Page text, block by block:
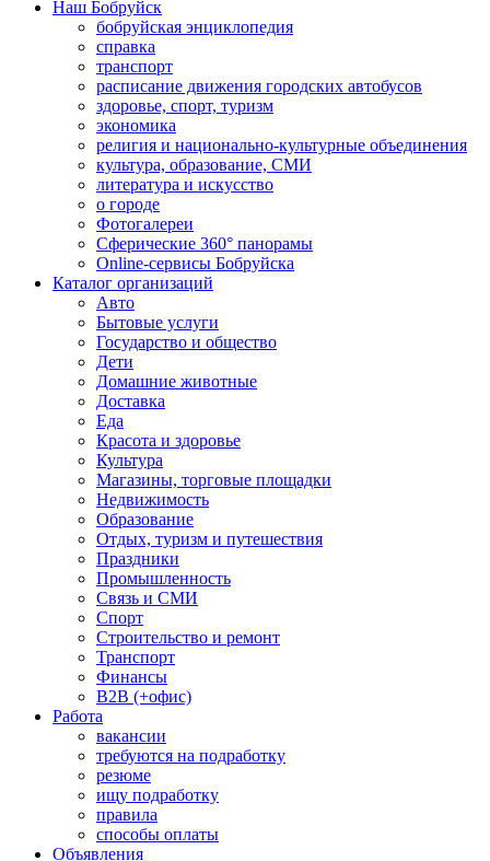
Наш Бобруйск
бобруйская энциклопедия
справка
транспорт
расписание движения городских автобусов
здоровье, спорт, туризм
экономика
религия и национально-культурные объединения
культура, образование, СМИ
литература и искусство
о городе
Фотогалереи
Сферические 360° панорамы
Online-сервисы Бобруйска
Каталог организаций
Авто
Бытовые услуги
Государство и общество
Дети
Домашние животные
Доставка
Еда
Красота и здоровье
Культура
Магазины, торговые площадки
Недвижимость
Образование
Отдых, туризм и путешествия
Праздники
Промышленность
Связь и СМИ
Спорт
Строительство и ремонт
Транспорт
Финансы
B2B (+офис)
Работа
вакансии
требуются на подработку
резюме
ищу подработку
правила
способы оплаты
Объявления